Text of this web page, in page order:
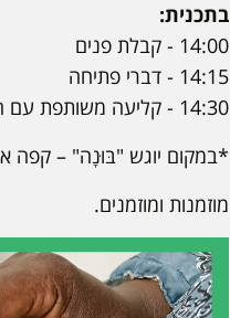
בתכנית:
14:00 - קבלת פנים
14:15 - דברי פתיחה
14:30 - קליעה משותפת עם הקהילה (השתתפות ללא עלות)
*במקום יוגש "בּוּנָה" – קפה
מוזמנות ומוזמנים.